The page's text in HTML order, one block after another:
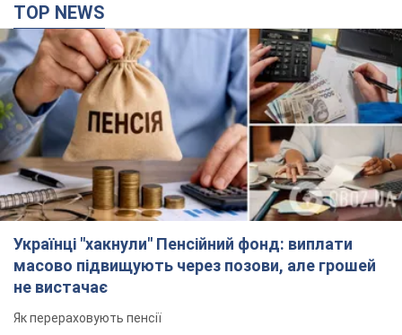
TOP NEWS
Українці "хакнули" Пенсійний фонд: виплати
масово підвищують через позови, але грошей
не вистачає
Як перераховують пенсії